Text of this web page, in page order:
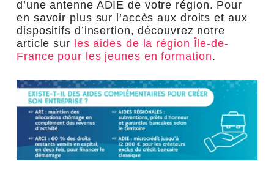
d’une antenne ADIE de votre région. Pour
en savoir plus sur l’accès aux droits et aux
dispositifs d’insertion, découvrez notre
article sur les aides de la région Île-de-
France pour les jeunes en formation.